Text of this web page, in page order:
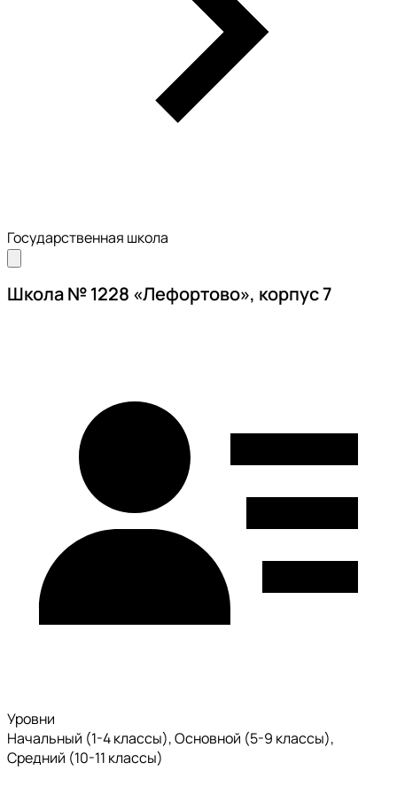
Государственная школа
Школа № 1228 «Лефортово», корпус 7
Уровни
Начальный (1-4 классы), Основной (5-9 классы),
Средний (10-11 классы)